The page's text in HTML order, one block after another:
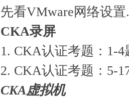
先看VMware网络设置
CKA录屏
1. CKA认证考题：1-4
2. CKA认证考题：5-
CKA虚拟机